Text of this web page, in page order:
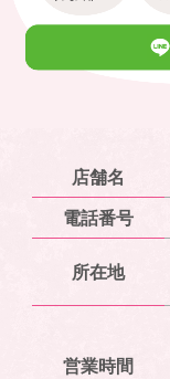
店舗名
電話番号
所在地
営業時間